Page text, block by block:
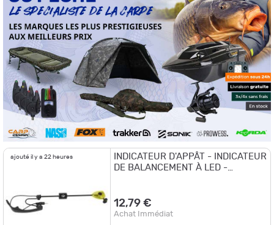
ajouté il y a 22 heures
INDICATEUR D'APPÂT - INDICATEUR
DE BALANCEMENT À LED -
12,79 €
Achat Immédiat